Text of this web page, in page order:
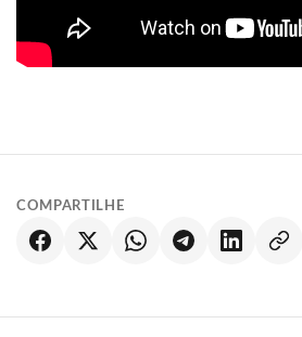
COMPARTILHE